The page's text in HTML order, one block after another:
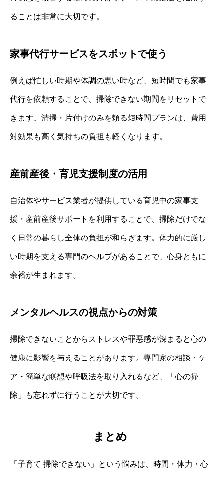
ることは非常に大切です。
家事代行サービスをスポットで使う
例えば忙しい時期や体調の悪い時など、短時間でも家事
代行を依頼することで、掃除できない期間をリセットで
きます。清掃・片付けのみを頼る短時間プランは、費用
対効果も高く気持ちの負担も軽くなります。
産前産後・育児支援制度の活用
自治体やサービス業者が提供している育児中の家事支
援・産前産後サポートを利用することで、掃除だけでな
く日常の暮らし全体の負担が和らぎます。体力的に厳し
い時期を支える専門のヘルプがあることで、心身ともに
余裕が生まれます。
メンタルヘルスの視点からの対策
掃除できないことからストレスや罪悪感が深まると心の
健康に影響を与えることがあります。専門家の相談・ケ
ア・簡単な瞑想や呼吸法を取り入れるなど、「心の掃
除」も忘れずに行うことが大切です。
まとめ
「子育て 掃除できない」という悩みは、時間・体力・心